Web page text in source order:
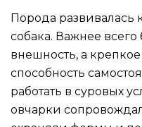
Порода развивалась
собака. Важнее
внешность, а
способность
работать в суровых
овчарки